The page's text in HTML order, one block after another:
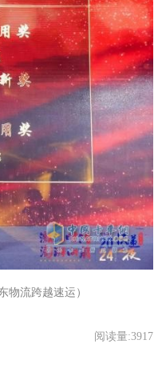
物流跨越速运）
阅读量:3917